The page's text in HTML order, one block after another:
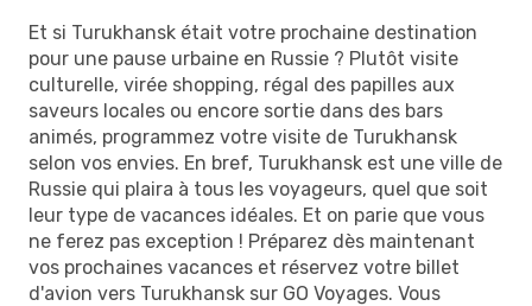
Et si Turukhansk était votre prochaine destination
pour une pause urbaine en Russie ? Plutôt visite
culturelle, virée shopping, régal des papilles aux
saveurs locales ou encore sortie dans des bars
animés, programmez votre visite de Turukhansk
selon vos envies. En bref, Turukhansk est une ville de
Russie qui plaira à tous les voyageurs, quel que soit
leur type de vacances idéales. Et on parie que vous
ne ferez pas exception ! Préparez dès maintenant
vos prochaines vacances et réservez votre billet
d'avion vers Turukhansk sur GO Voyages. Vous